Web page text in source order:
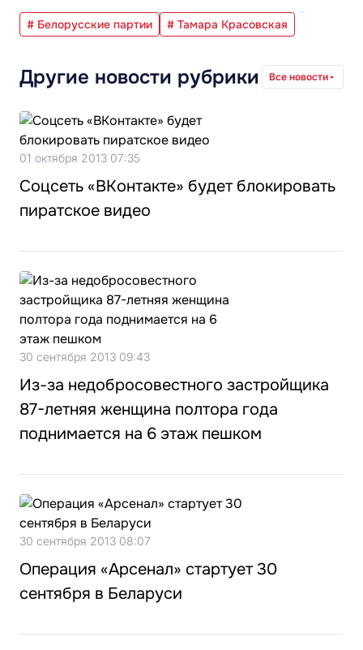
# Белорусские партии # Тамара Красовская
Другие новости рубрики Все новости
01 октября 2013 07:35
Соцсеть «ВКонтакте» будет блокировать
пиратское видео
30 сентября 2013 09:43
Из-за недобросовестного застройщика
87-летняя женщина полтора года
поднимается на 6 этаж пешком
30 сентября 2013 08:07
Операция «Арсенал» стартует 30
сентября в Беларуси